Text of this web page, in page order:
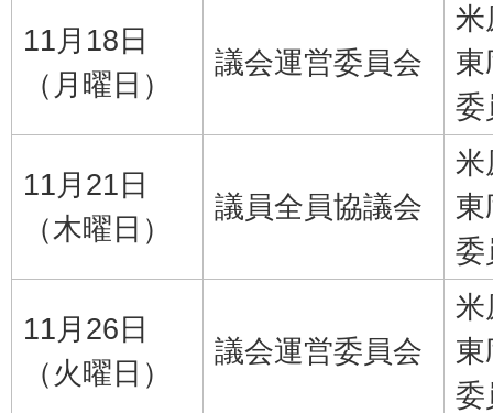
11月18日
（月曜日）
議会運営委員会
米
東
委
11月21日
（木曜日）
議員全員協議会
米
東
委
11月26日
（火曜日）
議会運営委員会
米
東
委